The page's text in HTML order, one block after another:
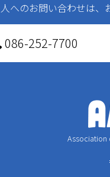
へのお問い合わせは、
086-252-7700
Association